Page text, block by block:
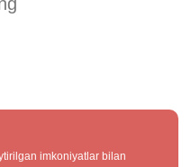
imkoniyatlar bilan